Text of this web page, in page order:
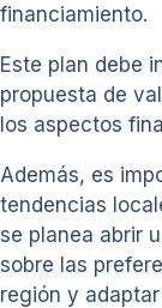
financiamiento.
Este plan debe
propuesta de
los aspectos
Además, es
tendencias
se planea abrir
sobre las
región y